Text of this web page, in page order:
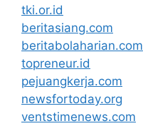
tki.or.id
beritasiang.com
beritabolaharian.com
topreneur.id
pejuangkerja.com
newsfortoday.org
ventstimenews.com